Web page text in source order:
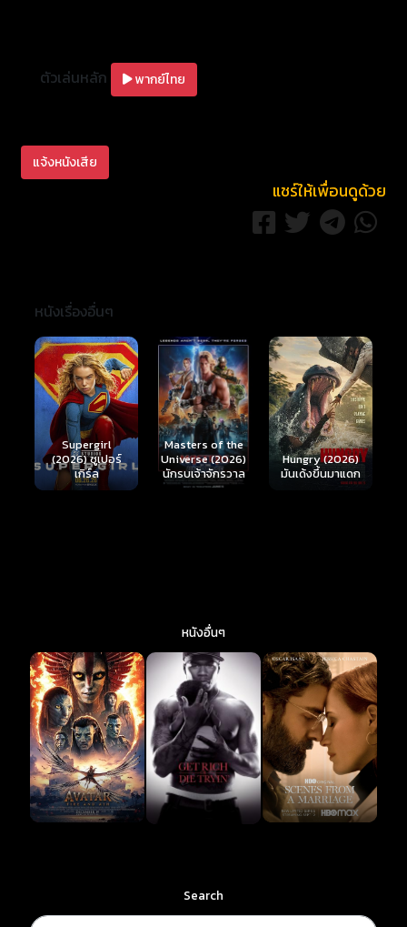
ตัวเล่นหลัก พากย์ไทย
แจ้งหนังเสีย
แชร์ให้เพื่อนดูด้วย
หนังเรื่องอื่นๆ
Masters of the
Universe (2026)
นักรบเจ้าจักรวาล
Hungry (2026)
มันเด้งขึ้นมาแดก
Ready or Not 2:
Here I Come
(2026) เกมพร้อม
ตาย 2
หนังอื่นๆ
Search